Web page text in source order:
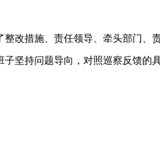
改措施、责任领导、牵头部门、
坚持问题导向，对照巡察反馈的